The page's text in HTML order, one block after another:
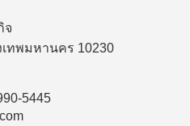
จ
ทพมหานคร 10230
5445